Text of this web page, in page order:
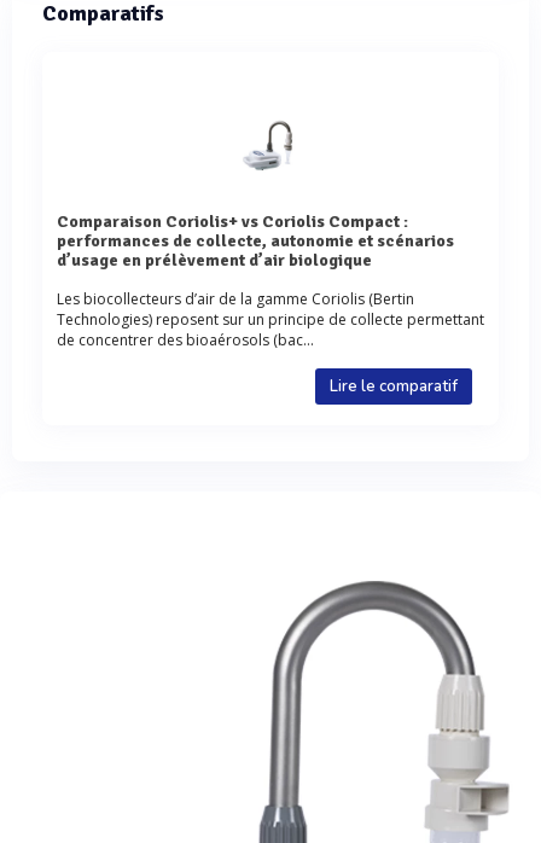
Comparatifs
Comparaison Coriolis+ vs Coriolis Compact :
performances de collecte, autonomie et scénarios
d’usage en prélèvement d’air biologique
Les biocollecteurs d’air de la gamme Coriolis (Bertin
Technologies) reposent sur un principe de collecte permettant
de concentrer des bioaérosols (bac...
Lire le comparatif